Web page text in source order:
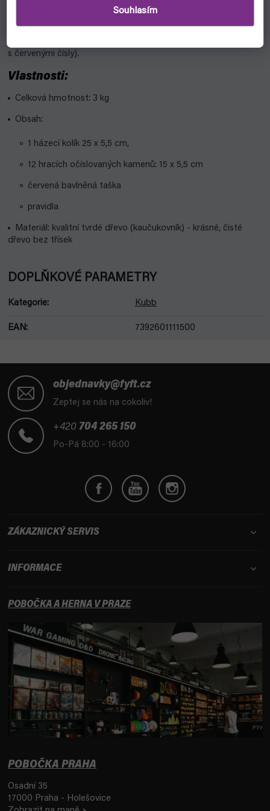
Souhlasím
je mezi nimi rozdíl? Vyjma barvy (červená x přírodní dřevo),
s červenými čísly).
Vlastnosti:
Celková hmotnost: 3 kg
Obsah:
1 házecí kolík 25 x 5,5 cm,
12 hracích očíslovaných kamenů: 15 x 5,5 cm
červená bavlněná taška
pravidla
Materiál: kvalitní tvrdé dřevo (kaučukovník) - krásné, čisté
dřevo bez třísek
DOPLŇKOVÉ PARAMETRY
Kategorie: Kubb
EAN: 7392601111500
objednavky@fyft.cz
Zeptej se nás na cokoliv!
+420 704 265 150
Po-Pá 8:00 - 16:00
ZÁKAZNICKÝ SERVIS
INFORMACE
POBOČKA A HERNA V PRAZE
POBOČKA PRAHA
Osadní 35
17000 Praha - Holešovice